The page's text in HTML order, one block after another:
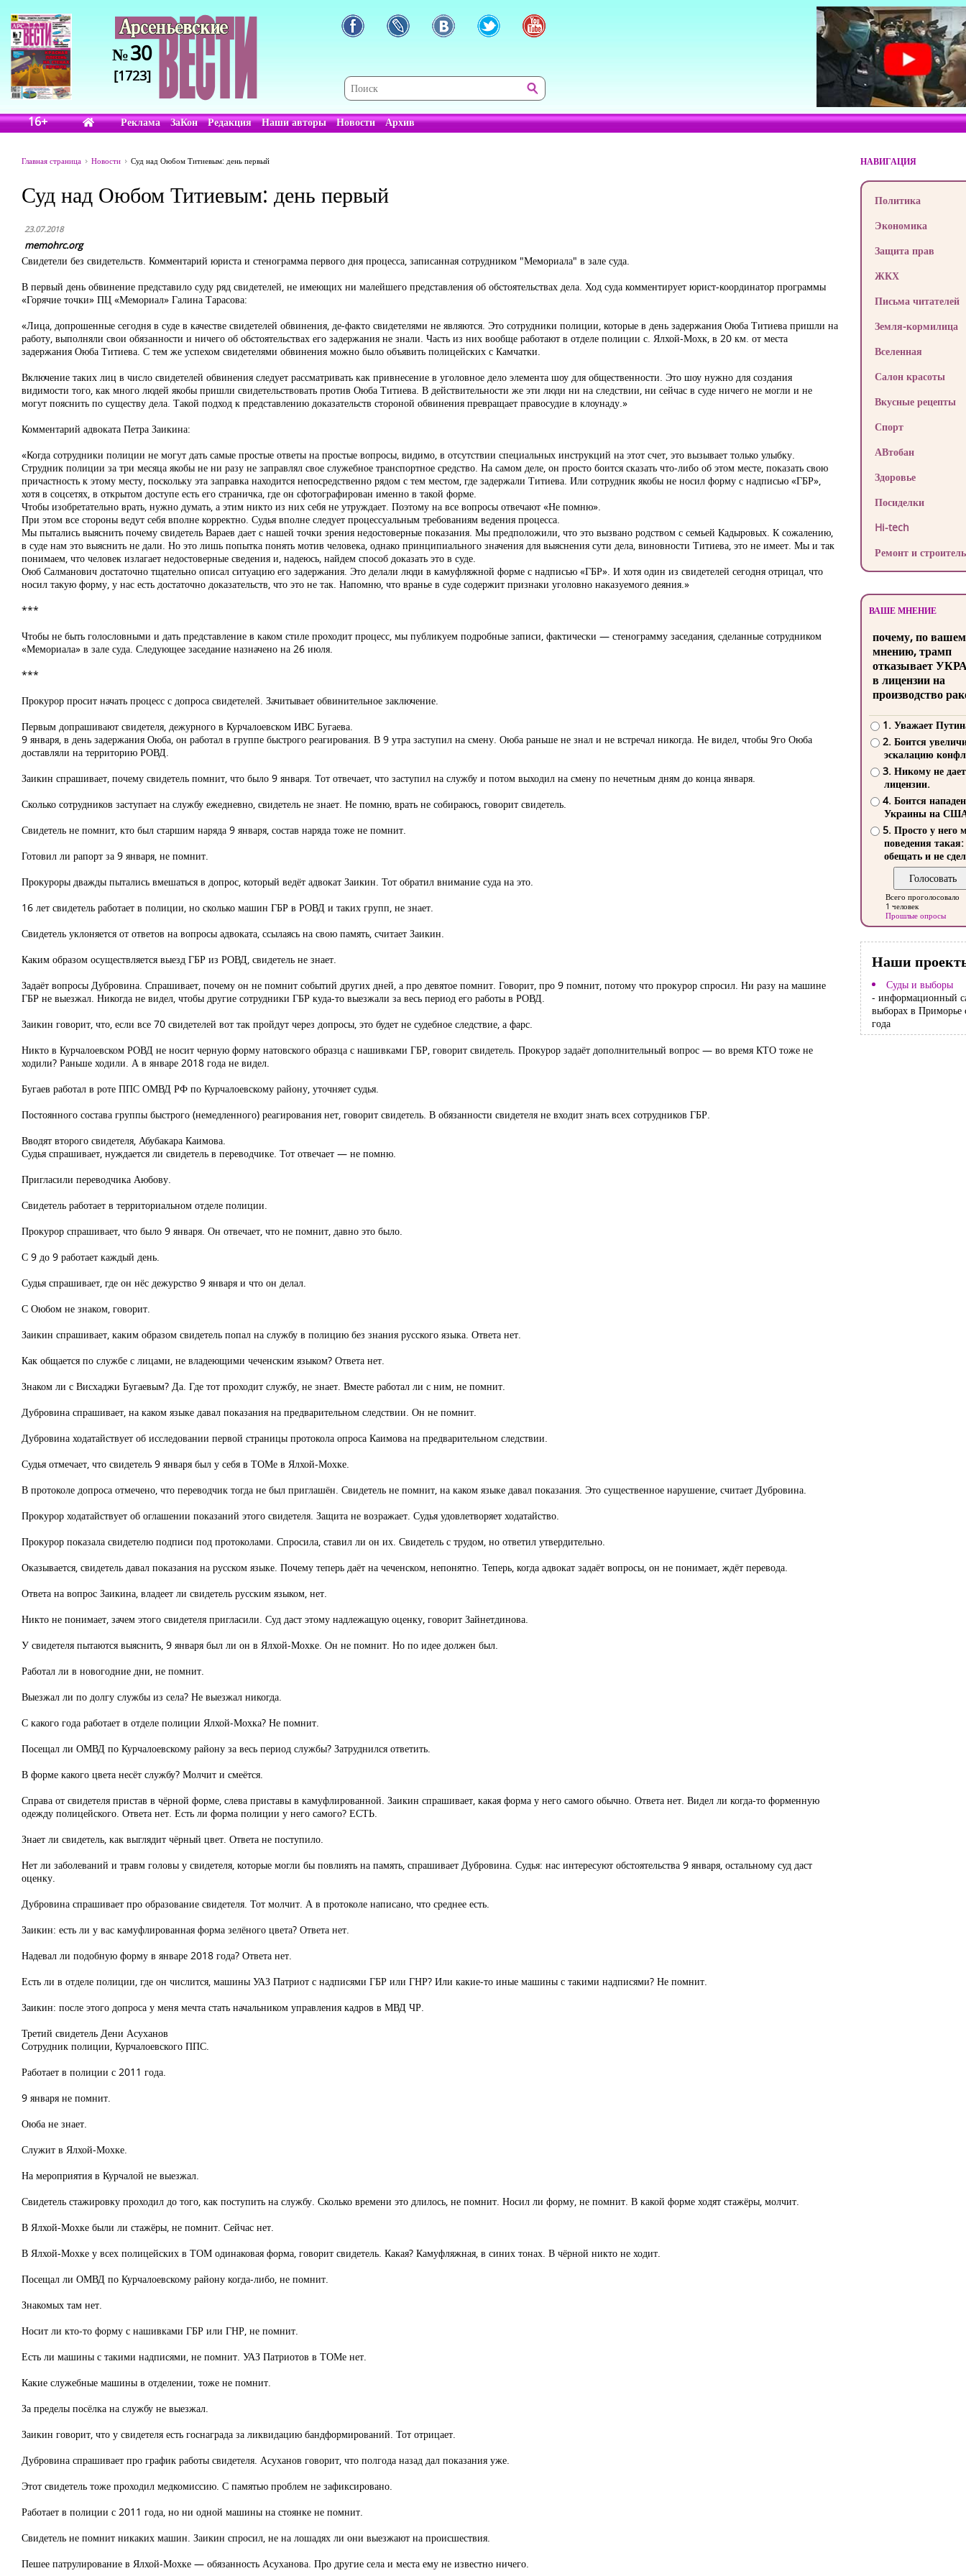
№30
[1723]
16+ Реклама ЗаКон Редакция Наши авторы Новости Архив
Главная страница Новости Суд над Оюбом Титиевым: день первый
Суд над Оюбом Титиевым: день первый
23.07.2018
memohrc.org
Свидетели без свидетельств. Комментарий юриста и стенограмма первого дня процесса, записанная сотрудником "Мемориала" в зале суда.
В первый день обвинение представило суду ряд свидетелей, не имеющих ни малейшего представления об обстоятельствах дела. Ход суда комментирует юрист-координатор программы
«Горячие точки» ПЦ «Мемориал» Галина Тарасова:
«Лица, допрошенные сегодня в суде в качестве свидетелей обвинения, де-факто свидетелями не являются. Это сотрудники полиции, которые в день задержания Оюба Титиева пришли на
работу, выполняли свои обязанности и ничего об обстоятельствах его задержания не знали. Часть из них вообще работают в отделе полиции с. Ялхой-Мохк, в 20 км. от места
задержания Оюба Титиева. С тем же успехом свидетелями обвинения можно было объявить полицейских с Камчатки.
Включение таких лиц в число свидетелей обвинения следует рассматривать как привнесение в уголовное дело элемента шоу для общественности. Это шоу нужно для создания
видимости того, как много людей якобы пришли свидетельствовать против Оюба Титиева. В действительности же эти люди ни на следствии, ни сейчас в суде ничего не могли и не
могут пояснить по существу дела. Такой подход к представлению доказательств стороной обвинения превращает правосудие в клоунаду.»
Комментарий адвоката Петра Заикина:
«Когда сотрудники полиции не могут дать самые простые ответы на простые вопросы, видимо, в отсутствии специальных инструкций на этот счет, это вызывает только улыбку.
Струдник полиции за три месяца якобы не ни разу не заправлял свое служебное транспортное средство. На самом деле, он просто боится сказать что-либо об этом месте, показать свою
причастность к этому месту, поскольку эта заправка находится непосредственно рядом с тем местом, где задержали Титиева. Или сотрудник якобы не носил форму с надписью «ГБР»,
хотя в соцсетях, в открытом доступе есть его страничка, где он сфотографирован именно в такой форме.
Чтобы изобретательно врать, нужно думать, а этим никто из них себя не утруждает. Поэтому на все вопросы отвечают «Не помню».
При этом все стороны ведут себя вполне корректно. Судья вполне следует процессуальным требованиям ведения процесса.
Мы пытались выяснить почему свидетель Вараев дает с нашей точки зрения недостоверные показания. Мы предположили, что это вызвано родством с семьей Кадыровых. К сожалению,
в суде нам это выяснить не дали. Но это лишь попытка понять мотив человека, однако принципиального значения для выяснения сути дела, виновности Титиева, это не имеет. Мы и так
понимаем, что человек излагает недостоверные сведения и, надеюсь, найдем способ доказать это в суде.
Оюб Салманович достаточно тщательно описал ситуацию его задержания. Это делали люди в камуфляжной форме с надписью «ГБР». И хотя один из свидетелей сегодня отрицал, что
носил такую форму, у нас есть достаточно доказательств, что это не так. Напомню, что вранье в суде содержит признаки уголовно наказуемого деяния.»
***
Чтобы не быть голословными и дать представление в каком стиле проходит процесс, мы публикуем подробные записи, фактически — стенограмму заседания, сделанные сотрудником
«Мемориала» в зале суда. Следующее заседание назначено на 26 июля.
***
Прокурор просит начать процесс с допроса свидетелей. Зачитывает обвинительное заключение.
Первым допрашивают свидетеля, дежурного в Курчалоевском ИВС Бугаева.
9 января, в день задержания Оюба, он работал в группе быстрого реагирования. В 9 утра заступил на смену. Оюба раньше не знал и не встречал никогда. Не видел, чтобы 9го Оюба
доставляли на территорию РОВД.
Заикин спрашивает, почему свидетель помнит, что было 9 января. Тот отвечает, что заступил на службу и потом выходил на смену по нечетным дням до конца января.
Сколько сотрудников заступает на службу ежедневно, свидетель не знает. Не помню, врать не собираюсь, говорит свидетель.
Свидетель не помнит, кто был старшим наряда 9 января, состав наряда тоже не помнит.
Готовил ли рапорт за 9 января, не помнит.
Прокуроры дважды пытались вмешаться в допрос, который ведёт адвокат Заикин. Тот обратил внимание суда на это.
16 лет свидетель работает в полиции, но сколько машин ГБР в РОВД и таких групп, не знает.
Свидетель уклоняется от ответов на вопросы адвоката, ссылаясь на свою память, считает Заикин.
Каким образом осуществляется выезд ГБР из РОВД, свидетель не знает.
Задаёт вопросы Дубровина. Спрашивает, почему он не помнит событий других дней, а про девятое помнит. Говорит, про 9 помнит, потому что прокурор спросил. Ни разу на машине
ГБР не выезжал. Никогда не видел, чтобы другие сотрудники ГБР куда-то выезжали за весь период его работы в РОВД.
Заикин говорит, что, если все 70 свидетелей вот так пройдут через допросы, это будет не судебное следствие, а фарс.
Никто в Курчалоевском РОВД не носит черную форму натовского образца с нашивками ГБР, говорит свидетель. Прокурор задаёт дополнительный вопрос — во время КТО тоже не
ходили? Раньше ходили. А в январе 2018 года не видел.
Бугаев работал в роте ППС ОМВД РФ по Курчалоевскому району, уточняет судья.
Постоянного состава группы быстрого (немедленного) реагирования нет, говорит свидетель. В обязанности свидетеля не входит знать всех сотрудников ГБР.
Вводят второго свидетеля, Абубакара Каимова.
Судья спрашивает, нуждается ли свидетель в переводчике. Тот отвечает — не помню.
Пригласили переводчика Аюбову.
Свидетель работает в территориальном отделе полиции.
Прокурор спрашивает, что было 9 января. Он отвечает, что не помнит, давно это было.
С 9 до 9 работает каждый день.
Судья спрашивает, где он нёс дежурство 9 января и что он делал.
С Оюбом не знаком, говорит.
Заикин спрашивает, каким образом свидетель попал на службу в полицию без знания русского языка. Ответа нет.
Как общается по службе с лицами, не владеющими чеченским языком? Ответа нет.
Знаком ли с Висхаджи Бугаевым? Да. Где тот проходит службу, не знает. Вместе работал ли с ним, не помнит.
Дубровина спрашивает, на каком языке давал показания на предварительном следствии. Он не помнит.
Дубровина ходатайствует об исследовании первой страницы протокола опроса Каимова на предварительном следствии.
Судья отмечает, что свидетель 9 января был у себя в ТОМе в Ялхой-Мохке.
В протоколе допроса отмечено, что переводчик тогда не был приглашён. Свидетель не помнит, на каком языке давал показания. Это существенное нарушение, считает Дубровина.
Прокурор ходатайствует об оглашении показаний этого свидетеля. Защита не возражает. Судья удовлетворяет ходатайство.
Прокурор показала свидетелю подписи под протоколами. Спросила, ставил ли он их. Свидетель с трудом, но ответил утвердительно.
Оказывается, свидетель давал показания на русском языке. Почему теперь даёт на чеченском, непонятно. Теперь, когда адвокат задаёт вопросы, он не понимает, ждёт перевода.
Ответа на вопрос Заикина, владеет ли свидетель русским языком, нет.
Никто не понимает, зачем этого свидетеля пригласили. Суд даст этому надлежащую оценку, говорит Зайнетдинова.
У свидетеля пытаются выяснить, 9 января был ли он в Ялхой-Мохке. Он не помнит. Но по идее должен был.
Работал ли в новогодние дни, не помнит.
Выезжал ли по долгу службы из села? Не выезжал никогда.
С какого года работает в отделе полиции Ялхой-Мохка? Не помнит.
Посещал ли ОМВД по Курчалоевскому району за весь период службы? Затруднился ответить.
В форме какого цвета несёт службу? Молчит и смеётся.
Справа от свидетеля пристав в чёрной форме, слева приставы в камуфлированной. Заикин спрашивает, какая форма у него самого обычно. Ответа нет. Видел ли когда-то форменную
одежду полицейского. Ответа нет. Есть ли форма полиции у него самого? ЕСТЬ.
Знает ли свидетель, как выглядит чёрный цвет. Ответа не поступило.
Нет ли заболеваний и травм головы у свидетеля, которые могли бы повлиять на память, спрашивает Дубровина. Судья: нас интересуют обстоятельства 9 января, остальному суд даст
оценку.
Дубровина спрашивает про образование свидетеля. Тот молчит. А в протоколе написано, что среднее есть.
Заикин: есть ли у вас камуфлированная форма зелёного цвета? Ответа нет.
Надевал ли подобную форму в январе 2018 года? Ответа нет.
Есть ли в отделе полиции, где он числится, машины УАЗ Патриот с надписями ГБР или ГНР? Или какие-то иные машины с такими надписями? Не помнит.
Заикин: после этого допроса у меня мечта стать начальником управления кадров в МВД ЧР.
Третий свидетель Дени Асуханов
Сотрудник полиции, Курчалоевского ППС.
Работает в полиции с 2011 года.
9 января не помнит.
Оюба не знает.
Служит в Ялхой-Мохке.
На мероприятия в Курчалой не выезжал.
Свидетель стажировку проходил до того, как поступить на службу. Сколько времени это длилось, не помнит. Носил ли форму, не помнит. В какой форме ходят стажёры, молчит.
В Ялхой-Мохке были ли стажёры, не помнит. Сейчас нет.
В Ялхой-Мохке у всех полицейских в ТОМ одинаковая форма, говорит свидетель. Какая? Камуфляжная, в синих тонах. В чёрной никто не ходит.
Посещал ли ОМВД по Курчалоевскому району когда-либо, не помнит.
Знакомых там нет.
Носит ли кто-то форму с нашивками ГБР или ГНР, не помнит.
Есть ли машины с такими надписями, не помнит. УАЗ Патриотов в ТОМе нет.
Какие служебные машины в отделении, тоже не помнит.
За пределы посёлка на службу не выезжал.
Заикин говорит, что у свидетеля есть госнаграда за ликвидацию бандформирований. Тот отрицает.
Дубровина спрашивает про график работы свидетеля. Асуханов говорит, что полгода назад дал показания уже.
Этот свидетель тоже проходил медкомиссию. С памятью проблем не зафиксировано.
Работает в полиции с 2011 года, но ни одной машины на стоянке не помнит.
Свидетель не помнит никаких машин. Заикин спросил, не на лошадях ли они выезжают на происшествия.
Пешее патрулирование в Ялхой-Мохке — обязанность Асуханова. Про другие села и места ему не известно ничего.
НАВИГАЦИЯ
Политика
Экономика
Защита прав
ЖКХ
Письма читателей
Земля-кормилица
Вселенная
Салон красоты
Вкусные рецепты
Спорт
АВтобан
Здоровье
Посиделки
Hi-tech
Ремонт и
ВАШЕ МНЕНИЕ
почему, по
мнению, трамп
отказывает
в лицензии на
производство
1. Уважает
2. Боится
эскалацию
3. Никому не
лицензии.
4. Боится
Украины на
5. Просто у него
поведения такая:
обещать и не
Всего проголосовало
1 человек
Прошлые опросы
Наши
Суды и выборы
- информационный
выборах в Приморье
года